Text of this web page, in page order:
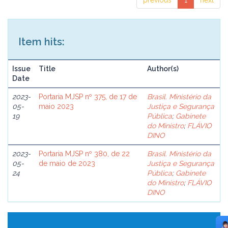
Item hits:
Issue
Date
Title Author(s)
2023-
05-
19
Portaria MJSP nº 375, de 17 de
maio 2023
Brasil. Ministério da
Justiça e Segurança
Pública; Gabinete
do Ministro; FLÁVIO
DINO
2023-
05-
24
Portaria MJSP nº 380, de 22
de maio de 2023
Brasil. Ministério da
Justiça e Segurança
Pública; Gabinete
do Ministro; FLÁVIO
DINO